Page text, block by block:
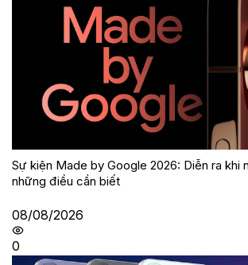
Sự kiện Made by Google 2026: Diễn ra khi
những điều cần biết
08/08/2026
0